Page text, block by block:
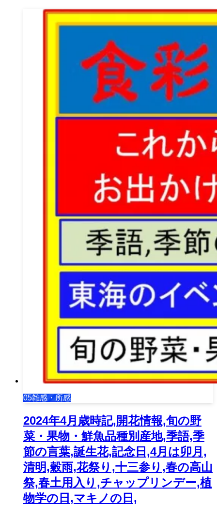
05雑感・所感
2024年4月歳時記,開花情報,旬の野
菜・果物・鮮魚品種別産地,季語,季
節の言葉,誕生花,記念日,4月は卯月,
清明,穀雨,花祭り,十三参り,春の高山
祭,春土用入り,チャップリンデー,植
物学の日,マキノの日,